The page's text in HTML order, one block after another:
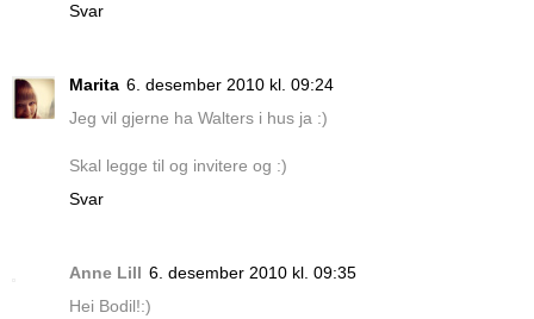
Svar
Marita 6. desember 2010 kl. 09:24
Jeg vil gjerne ha Walters i hus ja :)
Skal legge til og invitere og :)
Svar
Anne Lill 6. desember 2010 kl. 09:35
Hei Bodil!:)